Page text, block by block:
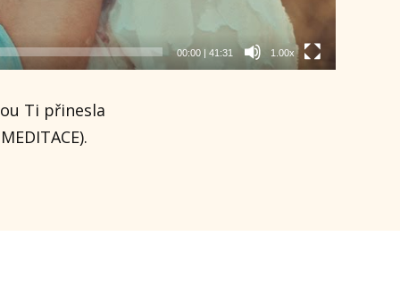
00:00 | 41:31 1.00x
Ti přinesla